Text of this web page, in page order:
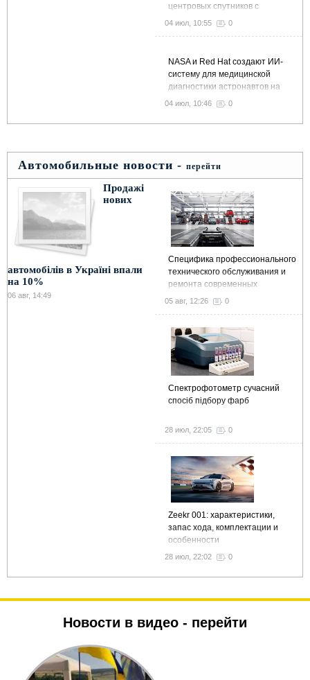
центровых спутников с
суммарной мощностью 10 ГВт
04 июл, 10:55 0
NASA и Red Hat создают ИИ-
систему для медицинской
диагностики астронавтов на
МКС и в далеком космосе
04 июл, 10:46 0
Автомобильные новости - перейти
Продажі
нових
автомобілів в Україні впали
на 10%
06 авг, 14:49
Специфика профессионального
технического обслуживания и
ремонта современных
автомобилей
05 авг, 12:26 0
Спектрофотометр сучасний
спосіб підбору фарб
28 июл, 22:05 0
Zeekr 001: характеристики,
запас хода, комплектации и
особенности
28 июл, 22:02 0
Новости в видео - перейти